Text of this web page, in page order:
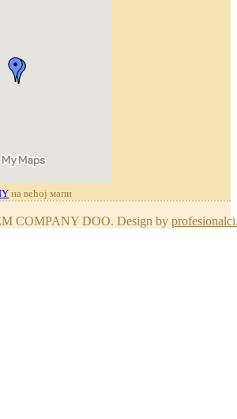
на већој мапи
COMPANY DOO. Design by